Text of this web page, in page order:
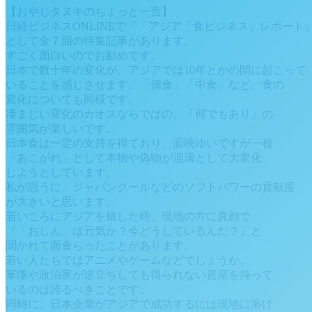
【おやじタヌキのちょっと一言】
日経ビジネスONLINEで『「アジア「食ビジネス」レポート
として全７回の特集記事があります。
すごく面白いのでお勧めです。
日本で数十年の変化が、アジアでは10年とかの間に起こって
いることを感じさせます。「個食」「中食」など、食の
変化についても同様です。
凄まじい変化のカオスならではの、「何でもあり」の
雰囲気が楽しいです。
日本食は一定の支持を得ており、面映ゆいですが一種
「あこがれ」として本物や偽物が混濁として大衆化
しようとしています。
私が思うに、ジャパンクールなどのソフトパワーの貢献度
が大きいと思います。
若いころにアジアを旅した時、現地の方に真顔で
『「おしん」は元気か？今どうしているんだ？』と
聞かれて面食らったことがあります。
若い人たちではアニメやゲームなどでしょうか。
軍隊や政治家が逆立ちしても得られない資産を持って
いるのは誇るべきことです。
同時に、日本企業がアジアで成功するには現地に溶け